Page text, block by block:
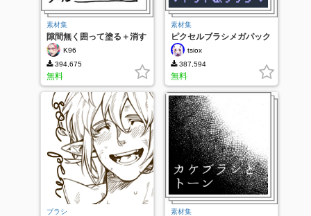
素材集
隙間無く囲って塗る＋消す
ツール 参照レイヤー用
K96
394,675
無料
素材集
ピクセルブラシメガパック
tsiox
387,594
無料
ブラシ 素材集